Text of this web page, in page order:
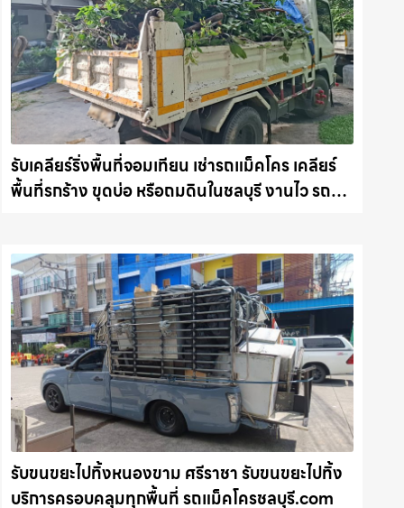
รับเคลียร์ริ่งพื้นที่จอมเทียน เช่ารถแม็คโคร เคลียร์
พื้นที่รกร้าง ขุดบ่อ หรือถมดินในชลบุรี งานไว รถ
รับขนขยะไปทิ้งหนองขาม ศรีราชา รับขนขยะไปทิ้ง
บริการครอบคลุมทุกพื้นที่ รถแม็คโครชลบุรี.com